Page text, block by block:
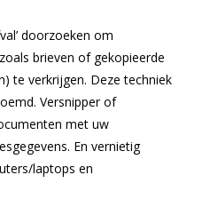
doorzoeken om
brieven of gekopieerde
te verkrijgen. Deze techniek
Versnipper of
met uw
En vernietig
laptops en